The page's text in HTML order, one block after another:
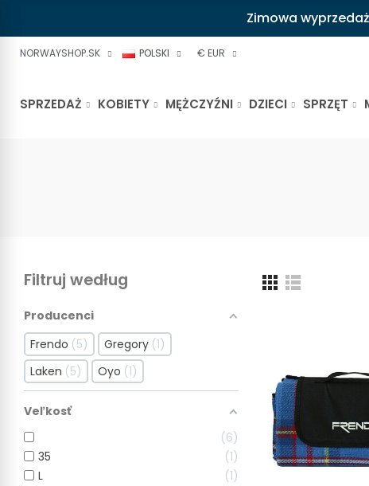
Zimowa
NORWAYSHOP.SK POLSKI € EUR
SPRZEDAŻ KOBIETY MĘŻCZYŹNI DZIECI SPRZĘT
Filtruj według
Producenci
Frendo 5 Gregory 1
Laken 5 Oyo 1
Veľkosť
6
35
1
L
1